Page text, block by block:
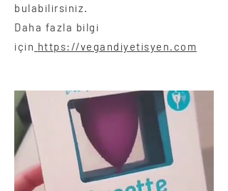
bulabilirsiniz.
Daha fazla bilgi
için https://vegandiyetisyen.com